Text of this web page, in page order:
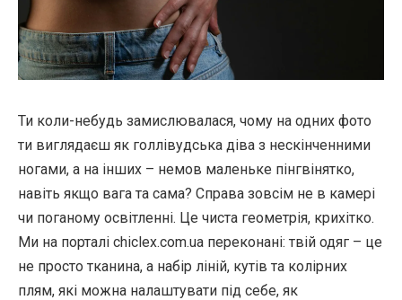
Ти коли-небудь замислювалася, чому на одних фото
ти виглядаєш як голлівудська діва з нескінченними
ногами, а на інших – немов маленьке пінгвінятко,
навіть якщо вага та сама? Справа зовсім не в камері
чи поганому освітленні. Це чиста геометрія, крихітко.
Ми на порталі chiclex.com.ua переконані: твій одяг – це
не просто тканина, а набір ліній, кутів та колірних
плям, які можна налаштувати під себе, як